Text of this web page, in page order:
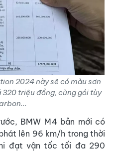
2024 này sẽ có màu sơn
triệu đồng, cùng gói tùy
BMW M4 bản mới có
lên 96 km/h trong thời
đạt vận tốc tối đa 290